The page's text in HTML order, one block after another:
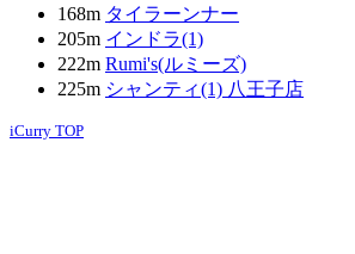
168m タイラーンナー
205m インドラ(1)
222m Rumi's(ルミーズ)
225m シャンティ(1) 八王子店
iCurry TOP